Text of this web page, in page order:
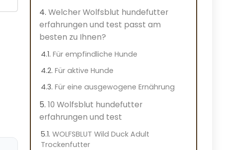
Welcher Wolfsblut hundefutter
erfahrungen und test passt am
besten zu Ihnen?
Für empfindliche Hunde
Für aktive Hunde
Für eine ausgewogene Ernährung
10 Wolfsblut hundefutter
erfahrungen und test
WOLFSBLUT Wild Duck Adult
Trockenfutter